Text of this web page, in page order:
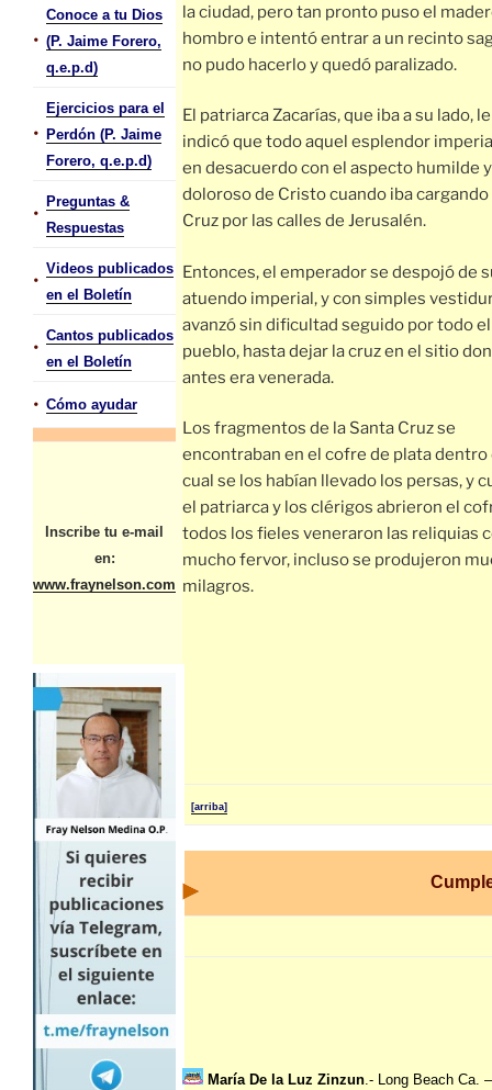
•
Conoce a tu Dios
(P. Jaime Forero,
q.e.p.d)
•
Ejercicios para el
Perdón (P. Jaime
Forero, q.e.p.d)
•
Preguntas &
Respuestas
•
Videos publicados
en el Boletín
•
Cantos publicados
en el Boletín
• Cómo ayudar
Inscribe tu e-mail
en:
www.fraynelson.com
la ciudad, pero tan pronto puso el
hombro e intentó entrar a un recinto
no pudo hacerlo y quedó paralizado.
El patriarca Zacarías, que iba a su lado, le
indicó que todo aquel esplendor
en desacuerdo con el aspecto humilde y
doloroso de Cristo cuando iba cargando
Cruz por las calles de Jerusalén.
Entonces, el emperador se despojó de
atuendo imperial, y con simples
avanzó sin dificultad seguido por todo el
pueblo, hasta dejar la cruz en el sitio
antes era venerada.
Los fragmentos de la Santa Cruz se
encontraban en el cofre de plata dentro
cual se los habían llevado los persas, y
el patriarca y los clérigos abrieron el
todos los fieles veneraron las reliquias
mucho fervor, incluso se produjeron
milagros.
[arriba]
María De la Luz Zinzun .- Long Beach Ca.